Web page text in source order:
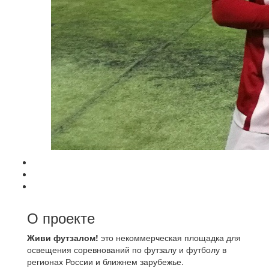
О проекте
Живи футзалом! это некоммерческая площадка для
освещения соревнований по футзалу и футболу в
регионах России и ближнем зарубежье.